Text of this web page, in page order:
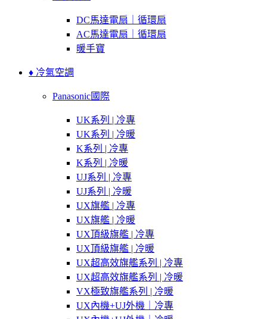
DC馬達電扇｜循環扇
AC馬達電扇｜循環扇
暖手寶
♦ 冷氣空調
Panasonic國際
UK系列 | 冷專
UK系列 | 冷暖
K系列 | 冷專
K系列 | 冷暖
UJ系列 | 冷專
UJ系列 | 冷暖
UX旗艦 | 冷專
UX旗艦 | 冷暖
UX頂級旗艦 | 冷專
UX頂級旗艦 | 冷暖
UX超高效旗艦系列 | 冷專
UX超高效旗艦系列 | 冷暖
VX極致旗艦系列 | 冷暖
UX內機+UJ外機｜冷專